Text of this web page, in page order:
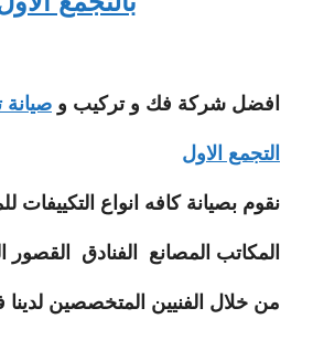
افضل شركة فك و تركيب و صيانة
التجمع الاول
نقوم بصيانة كافه انواع التكييفات
المكاتب المصانع الفنادق القصور
من خلال الفنيين المتخصصين